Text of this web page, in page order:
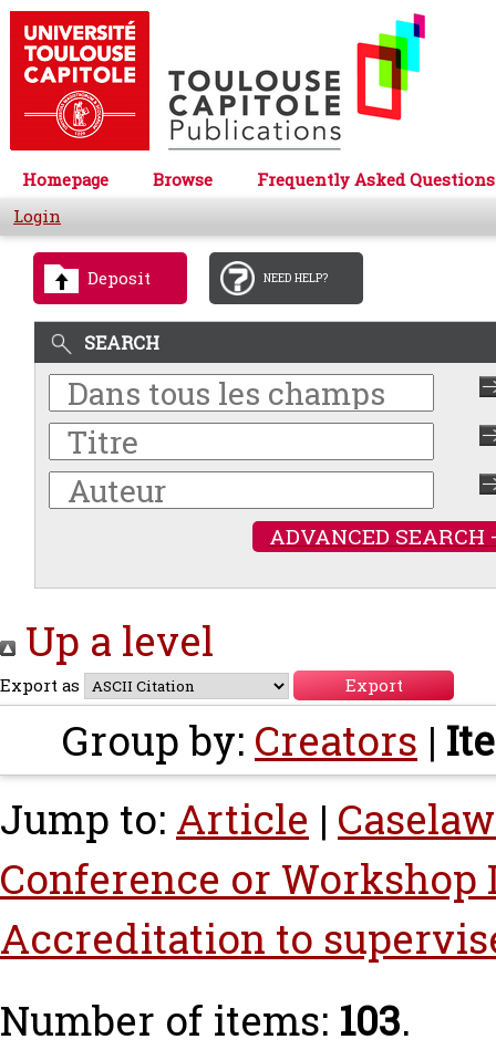
Homepage Browse
Frequently Asked Questions
Login
Deposit NEED HELP?
SEARCH
ADVANCED SEARCH
Up a level
Export as
Group by: Creators |
Jump to: Article |
Conference or Workshop
Accreditation to
Number of items: 103.